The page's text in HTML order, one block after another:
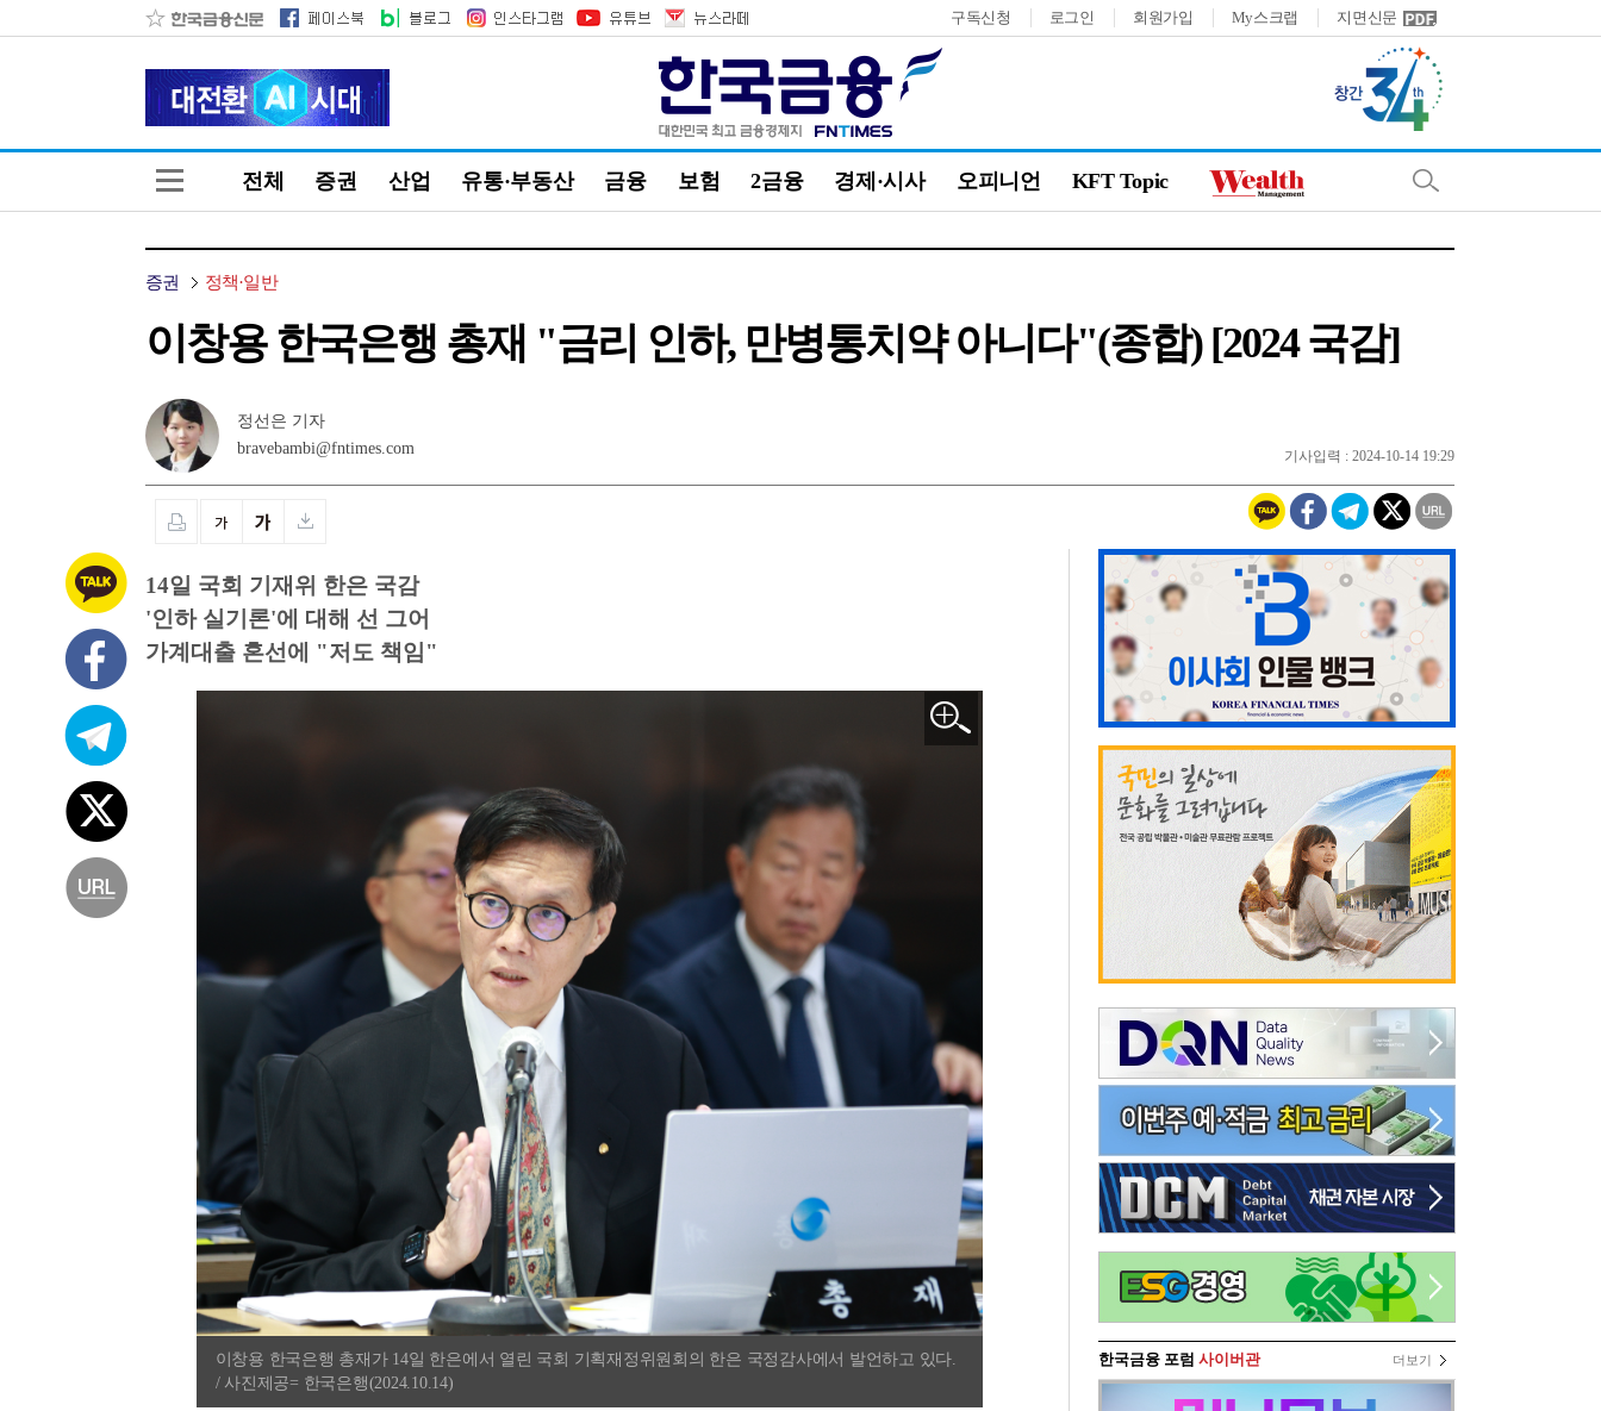
구독신청 로그인 회원가입 My스크랩 지면신문
전체 증권 산업 유통·부동산 금융 보험 2금융 경제·시사 오피니언 KFT Topic
증권 정책·일반
이창용 한국은행 총재 "금리 인하, 만병통치약 아니다"(종합) [2024 국감]
정선은 기자
bravebambi@fntimes.com
기사입력 : 2024-10-14 19:29
14일 국회 기재위 한은 국감
'인하 실기론'에 대해 선 그어
가계대출 혼선에 "저도 책임"
이창용 한국은행 총재가 14일 한은에서 열린 국회 기획재정위원회의 한은 국정감사에서 발언하고 있다.
/ 사진제공= 한국은행(2024.10.14)
한국금융 포럼 사이버관 더보기